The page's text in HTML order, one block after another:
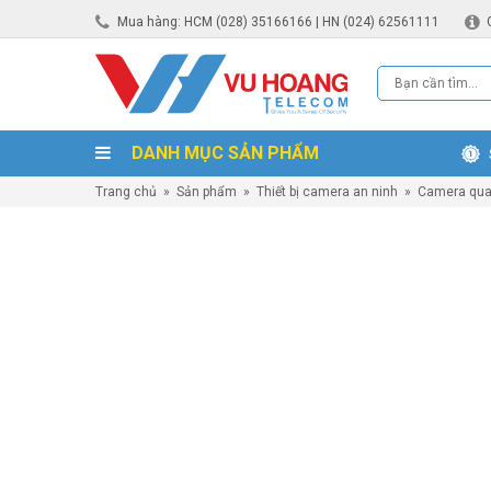
Mua hàng: HCM (028) 35166166 | HN (024) 62561111
DANH MỤC SẢN PHẨM
Trang chủ » Sản phẩm » Thiết bị camera an ninh » Camera